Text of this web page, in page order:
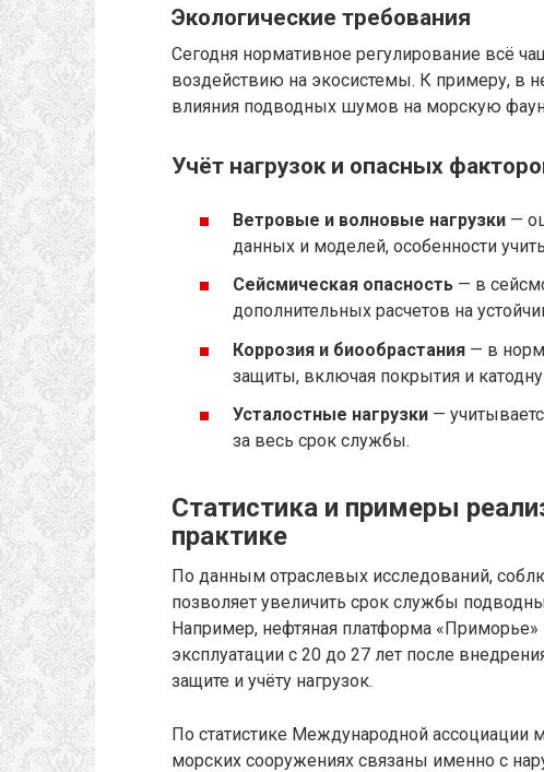
Экологические требования
Сегодня нормативное регулирование всё
воздействию на экосистемы. К примеру, в
влияния подводных шумов на морскую
Учёт нагрузок и опасных
Ветровые и волновые нагрузки —
данных и моделей, особенности
Сейсмическая опасность — в
дополнительных расчетов на
Коррозия и биообрастания — в
защиты, включая покрытия и
Усталостные нагрузки —
за весь срок службы.
Статистика и примеры
практике
По данным отраслевых исследований,
позволяет увеличить срок службы
Например, нефтяная платформа «Приморье»
эксплуатации с 20 до 27 лет после
защите и учёту нагрузок.
По статистике Международной ассоциации
морских сооружениях связаны именно с